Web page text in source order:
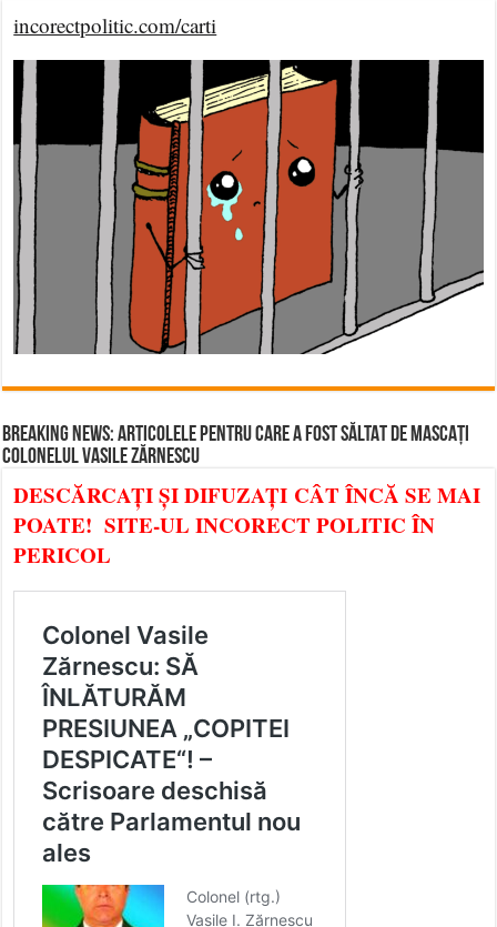
incorectpolitic.com/carti
BREAKING NEWS: ARTICOLELE PENTRU CARE A FOST SĂLTAT DE MASCAȚI
COLONELUL VASILE ZĂRNESCU
DESCĂRCAȚI ȘI DIFUZAȚI CÂT ÎNCĂ SE MAI
POATE! SITE-UL INCORECT POLITIC ÎN
PERICOL